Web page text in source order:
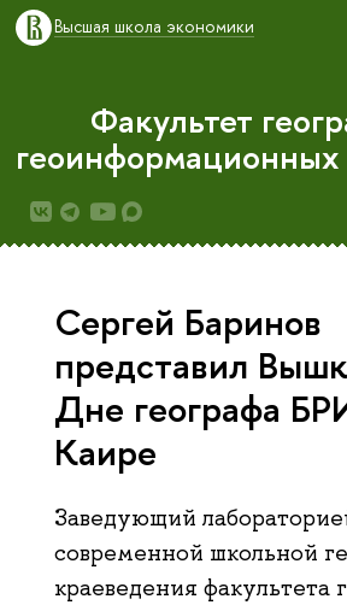
Высшая школа экономики
Факультет
геоинформационных
Сергей Баринов
представил
Дне географа
Каире
Заведующий
современной школьной
краеведения факультета